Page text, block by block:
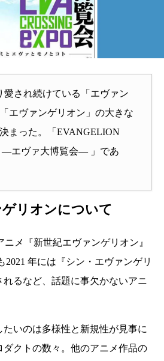
愛され続けている「エヴァン
エヴァンゲリオン」の大きな
まった。「EVANGELION
―エヴァ大博覧会― 」であ
リオンについて
ニメ『新世紀エヴァンゲリオン』
2021 年には『シン・エヴァンゲリ
るなど、話題に事欠かないアニ
たいのは多様性と新規性が見事に
クトの数々。他のアニメ作品の